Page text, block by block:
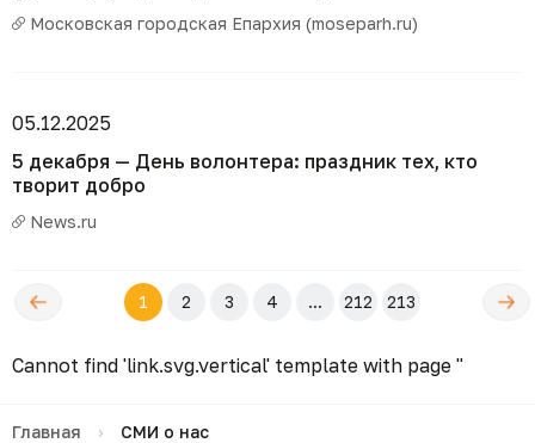
Московская городская Епархия (moseparh.ru)
5 декабря — День волонтера: праздник тех, кто
творит добро
News.ru
05.12.2025
1 2 3 4 ... 212 213
Cannot find 'link.svg.vertical' template with page ''
Главная › СМИ о нас